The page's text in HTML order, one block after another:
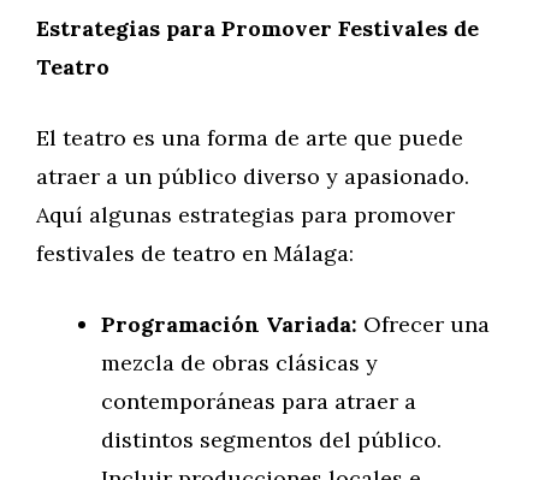
Estrategias para Promover Festivales de
Teatro
El teatro es una forma de arte que puede
atraer a un público diverso y apasionado.
Aquí algunas estrategias para promover
festivales de teatro en Málaga:
Programación Variada: Ofrecer una
mezcla de obras clásicas y
contemporáneas para atraer a
distintos segmentos del público.